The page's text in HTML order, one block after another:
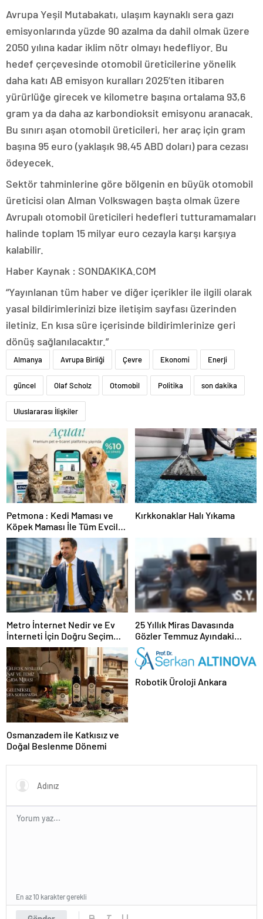
Avrupa Yeşil Mutabakatı, ulaşım kaynaklı sera gazı
emisyonlarında yüzde 90 azalma da dahil olmak üzere
2050 yılına kadar iklim nötr olmayı hedefliyor. Bu
hedef çerçevesinde otomobil üreticilerine yönelik
daha katı AB emisyon kuralları 2025’ten itibaren
yürürlüğe girecek ve kilometre başına ortalama 93,6
gram ya da daha az karbondioksit emisyonu aranacak.
Bu sınırı aşan otomobil üreticileri, her araç için gram
başına 95 euro (yaklaşık 98,45 ABD doları) para cezası
ödeyecek.
Sektör tahminlerine göre bölgenin en büyük otomobil
üreticisi olan Alman Volkswagen başta olmak üzere
Avrupalı otomobil üreticileri hedefleri tutturamamaları
halinde toplam 15 milyar euro cezayla karşı karşıya
kalabilir.
Haber Kaynak : SONDAKIKA.COM
“Yayınlanan tüm haber ve diğer içerikler ile ilgili olarak
yasal bildirimlerinizi bize iletişim sayfası üzerinden
iletiniz. En kısa süre içerisinde bildirimlerinize geri
dönüş sağlanılacaktır.”
Almanya Avrupa Birliği Çevre Ekonomi Enerji
güncel Olaf Scholz Otomobil Politika son dakika
Uluslararası İlişkiler
Petmona : Kedi Maması ve
Köpek Maması İle Tüm Evcil
Hayvan Ürünleri
Kırkkonaklar Halı Yıkama
Metro İnternet Nedir ve Ev
İnterneti İçin Doğru Seçim
Nasıl Yapılır
25 Yıllık Miras Davasında
Gözler Temmuz Ayındaki
Karar Duruşmasına Çevrildi
Osmanzadem ile Katkısız ve
Doğal Beslenme Dönemi
Robotik Üroloji Ankara
En az 10 karakter gerekli